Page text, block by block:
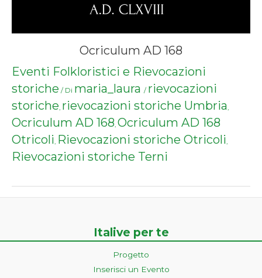
Ocriculum AD 168
Eventi Folkloristici e Rievocazioni
storiche / Di maria_laura / rievocazioni
storiche, rievocazioni storiche Umbria,
Ocriculum AD 168, Ocriculum AD 168
Otricoli, Rievocazioni storiche Otricoli,
Rievocazioni storiche Terni
Italive per te
Progetto
Inserisci un Evento